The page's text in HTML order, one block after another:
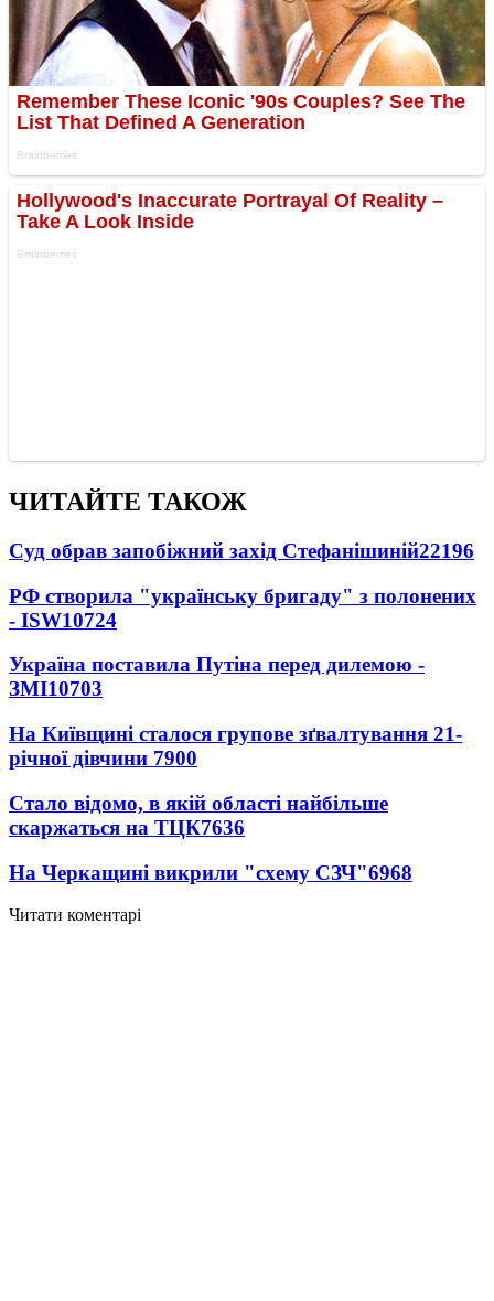
ЧИТАЙТЕ ТАКОЖ
Суд обрав запобіжний захід Стефанішиній22196
РФ створила "українську бригаду" з полонених
- ISW10724
Україна поставила Путіна перед дилемою -
ЗМІ10703
На Київщині сталося групове зґвалтування 21-
річної дівчини 7900
Стало відомо, в якій області найбільше
скаржаться на ТЦК7636
На Черкащині викрили "схему СЗЧ"6968
Читати коментарі